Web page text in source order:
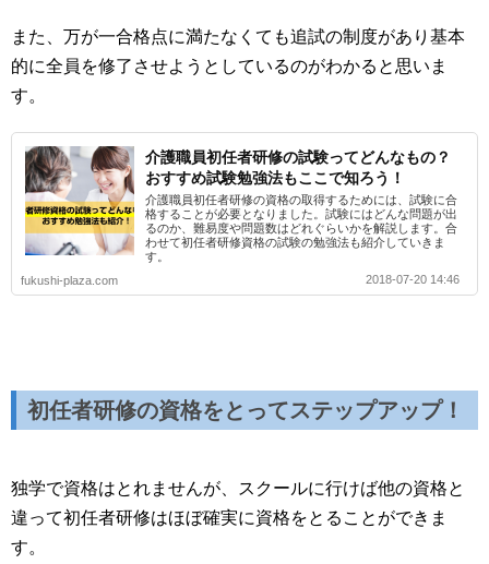
また、万が一合格点に満たなくても追試の制度があり基本
的に全員を修了させようとしているのがわかると思いま
す。
介護職員初任者研修の試験ってどんなもの？
おすすめ試験勉強法もここで知ろう！
介護職員初任者研修の資格の取得するためには、試験に合
格することが必要となりました。試験にはどんな問題が出
るのか、難易度や問題数はどれぐらいかを解説します。合
わせて初任者研修資格の試験の勉強法も紹介していきま
す。
fukushi-plaza.com
2018-07-20 14:46
初任者研修の資格をとってステップアップ！
独学で資格はとれませんが、スクールに行けば他の資格と
違って初任者研修はほぼ確実に資格をとることができま
す。